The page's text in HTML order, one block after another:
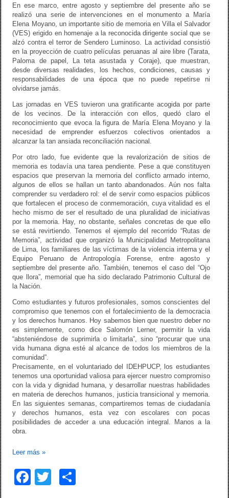
En ese marco, entre agosto y septiembre del presente año se
realizó una serie de intervenciones en el monumento a María
Elena Moyano, un importante sitio de memoria en Villa el Salvador
(VES) erigido en homenaje a la reconocida dirigente social que se
alzó contra el terror de Sendero Luminoso. La actividad consistió
en la proyección de cuatro películas peruanas al aire libre (Tarata,
Paloma de papel, La teta asustada y Coraje), que muestran,
desde diversas realidades, los hechos, condiciones, causas y
responsabilidades de una época que no puede repetirse ni
olvidarse jamás.
Las jornadas en VES tuvieron una gratificante acogida por parte
de los vecinos. De la interacción con ellos, quedó claro el
reconocimiento que evoca la figura de María Elena Moyano y la
necesidad de emprender esfuerzos colectivos orientados a
alcanzar la tan ansiada reconciliación nacional.
Por otro lado, fue evidente que la revalorización de sitios de
memoria es todavía una tarea pendiente. Pese a que constituyen
espacios que preservan la memoria del conflicto armado interno,
algunos de ellos se hallan un tanto abandonados. Aún nos falta
comprender su verdadero rol: el de servir como espacios públicos
que fortalecen el proceso de conmemoración, cuya vitalidad es el
hecho mismo de ser el resultado de una pluralidad de iniciativas
por la memoria. Hay, no obstante, señales concretas de que ello
se está revirtiendo. Tenemos el ejemplo del recorrido “Rutas de
Memoria”, actividad que organizó la Municipalidad Metropolitana
de Lima, los familiares de las víctimas de la violencia interna y el
Equipo Peruano de Antropología Forense, entre agosto y
septiembre del presente año. También, tenemos el caso del “Ojo
que llora”, memorial que ha sido declarado Patrimonio Cultural de
la Nación.
Como estudiantes y futuros profesionales, somos conscientes del
compromiso que tenemos con el fortalecimiento de la democracia
y los derechos humanos. Hoy sabemos bien que nuestro deber no
es simplemente, como dice Salomón Lerner, permitir la vida
“absteniéndose de suprimirla o limitarla”, sino “procurar que una
vida humana digna esté al alcance de todos los miembros de la
comunidad”.
Precisamente, en el voluntariado del IDEHPUCP, los estudiantes
tenemos una oportunidad valiosa para ejercer nuestro compromiso
con la vida y dignidad humana, y desarrollar nuestras habilidades
en materia de derechos humanos, justicia transicional y memoria.
En las siguientes semanas, compartiremos temas de ciudadanía
y derechos humanos, esta vez con escolares con pocas
posibilidades de acceder a una educación integral. Manos a la
obra.
Leer más»
F
T